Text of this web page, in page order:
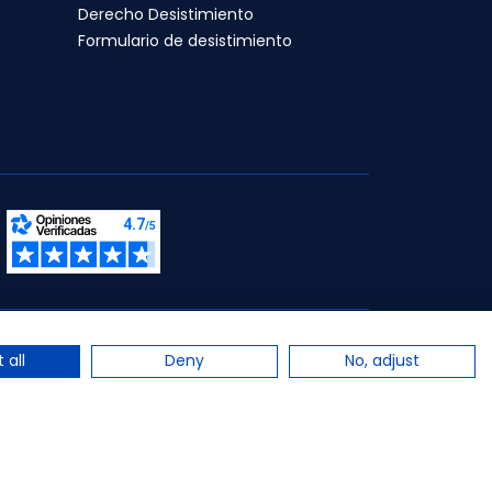
Derecho Desistimiento
Formulario de desistimiento
all Deny No, adjust